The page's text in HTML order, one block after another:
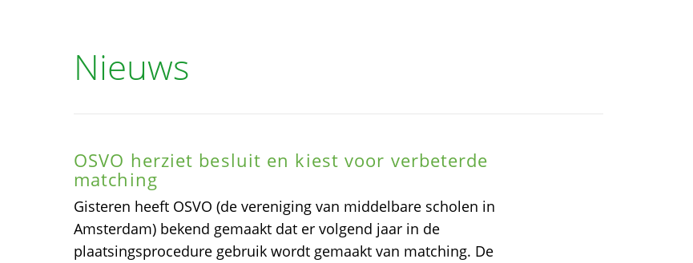
Nieuws
OSVO herziet besluit en kiest voor verbeterde
matching
Gisteren heeft OSVO (de vereniging van middelbare scholen in
Amsterdam) bekend gemaakt dat er volgend jaar in de
plaatsingsprocedure gebruik wordt gemaakt van matching. De